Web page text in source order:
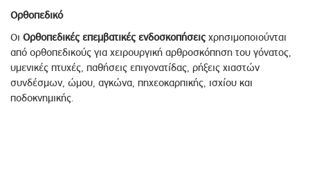
Ορθοπεδικό
Οι Ορθοπεδικές επεμβατικές ενδοσκοπήσειςχρησιμοποιούνται
από ορθοπεδικούς για χειρουργική αρθροσκόπηση του γόνατος,
υμενικές πτυχές, παθήσεις επιγονατίδας, ρήξεις χιαστών
συνδέσμων, ώμου, αγκώνα, πηχεοκαρπικής, ισχίου και
ποδοκνημικής.